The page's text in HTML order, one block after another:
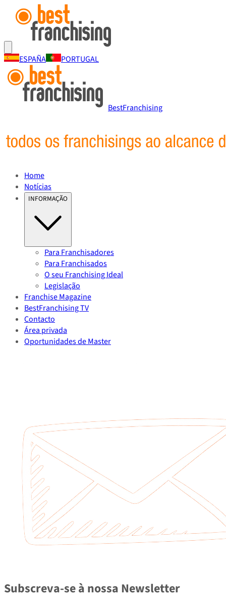
ESPAÑA PORTUGAL
BestFranchising
Home
Notícias
INFORMAÇÃO
Para Franchisadores
Para Franchisados
O seu Franchising Ideal
Legislação
Franchise Magazine
BestFranchising TV
Contacto
Área privada
Oportunidades de Master
Subscreva-se à nossa Newsletter